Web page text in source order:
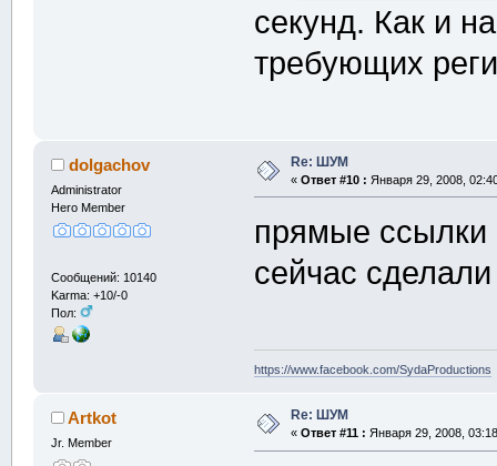
секунд. Как и
требующих
dolgachov
Administrator
Hero Member
Сообщений: 10140
Karma: +10/-0
Пол:
Re: ШУМ
« Ответ #10 : Января 29, 2008,
прямые ссылки
сейчас
https://www.facebook.com/SydaProductions
Artkot
Jr. Member
Re: ШУМ
« Ответ #11 : Января 29, 2008,